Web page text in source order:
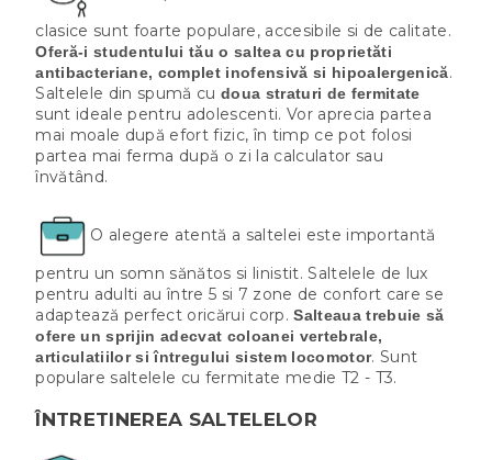
clasice sunt foarte populare, accesibile si de calitate.
Oferă-i studentului tău o saltea cu proprietăti
antibacteriane, complet inofensivă si hipoalergenică.
Saltelele din spumă cu doua straturi de fermitate
sunt ideale pentru adolescenti. Vor aprecia partea
mai moale după efort fizic, în timp ce pot folosi
partea mai ferma după o zi la calculator sau
învătând.
O alegere atentă a saltelei este importantă
pentru un somn sănătos si linistit. Saltelele de lux
pentru adulti au între 5 si 7 zone de confort care se
adaptează perfect oricărui corp.Salteaua trebuie să
ofere un sprijin adecvat coloanei vertebrale,
articulatiilor si întregului sistem locomotor. Sunt
populare saltelele cu fermitate medie T2 - T3.
ÎNTRETINEREA SALTELELOR